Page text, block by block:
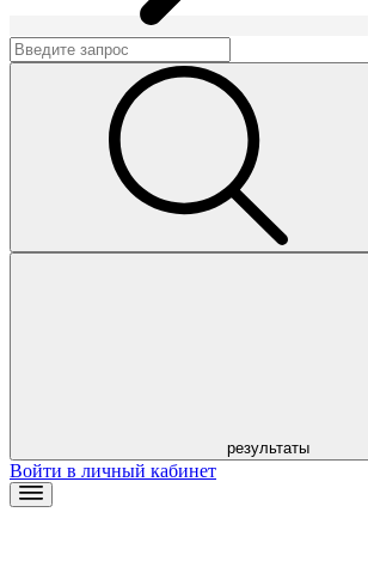
результаты
Войти в личный кабинет